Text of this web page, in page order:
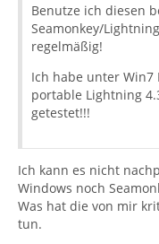
Benutze ich diesen
Seamonkey/
regelmäßig!
Ich habe unter Win7
portable Lightning
getestet!!!
Ich kann es nicht
Windows noch
Was hat die von mir
tun.